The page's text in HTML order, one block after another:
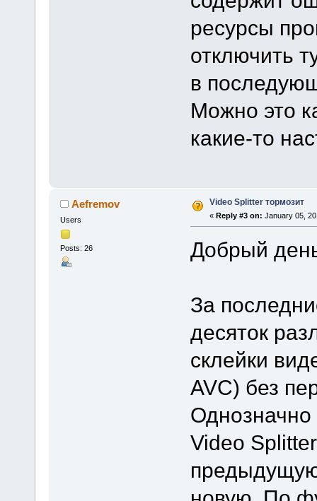
ресурсы
отключить
в
Можно это
какие-то
Aefremov
Users
Posts: 26
Video Splitter тормозит
« Reply #3 on: January 05,
Добрый
За
десяток
склейки
AVC) без
Video